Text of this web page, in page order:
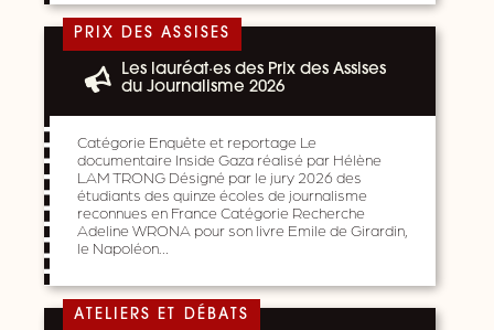
PRIX DES ASSISES
Les lauréat·es des Prix des Assises
du Journalisme 2026
Catégorie Enquête et reportage Le
documentaire Inside Gaza réalisé par Hélène
LAM TRONG Désigné par le jury 2026 des
étudiants des quinze écoles de journalisme
reconnues en France Catégorie Recherche
Adeline WRONA pour son livre Emile de Girardin,
le Napoléon…
ATELIERS ET DÉBATS